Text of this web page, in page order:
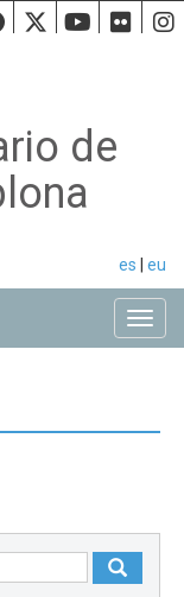
Facebook
Twiiter
de
es eu